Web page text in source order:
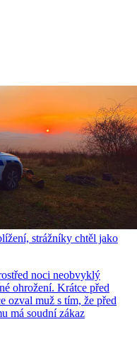
strážníky chtěl jako
noci neobvyklý
ohrožení. Krátce před
ozval muž s tím, že před
má soudní zákaz